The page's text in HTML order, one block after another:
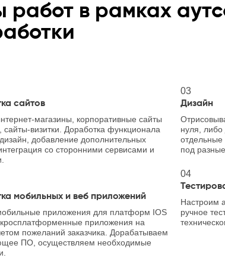
работ в рамках
сайтов
магазины, корпоративные сайты
сайты-визитки. Доработка функционала
добавление дополнительных
со сторонними сервисами и
мобильных и веб приложений
приложения для платформ IOS
приложения на
пожеланий заказчика. Дорабатываем
ПО, осуществляем необходимые
03
Дизайн
нуля,
под
04
Настроим
ручное